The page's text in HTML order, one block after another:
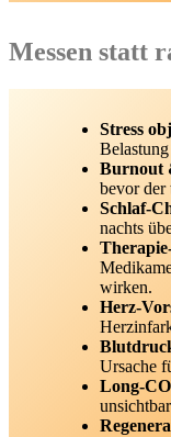
Messen statt
Stress
Burnout
bevor der
Schlaf-
nachts
wirken.
Herz-
Ursache
Long-